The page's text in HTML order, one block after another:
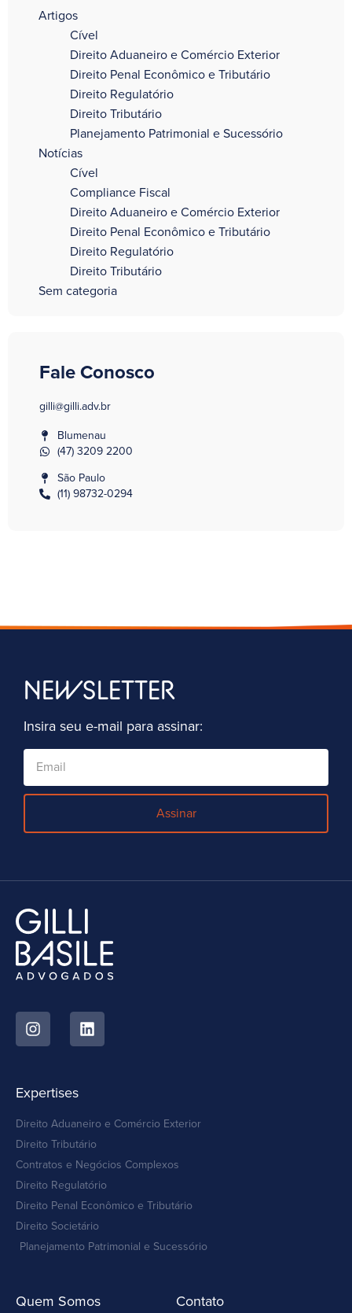
Artigos
Cível
Direito Aduaneiro e Comércio Exterior
Direito Penal Econômico e Tributário
Direito Regulatório
Direito Tributário
Planejamento Patrimonial e Sucessório
Notícias
Cível
Compliance Fiscal
Direito Aduaneiro e Comércio Exterior
Direito Penal Econômico e Tributário
Direito Regulatório
Direito Tributário
Sem categoria
Fale Conosco
gilli@gilli.adv.br
Blumenau
(47) 3209 2200
São Paulo
(11) 98732-0294
NEWSLETTER
Insira seu e-mail para assinar:
Assinar
Expertises
Direito Aduaneiro e Comércio Exterior
Direito Tributário
Contratos e Negócios Complexos
Direito Regulatório
Direito Penal Econômico e Tributário
Direito Societário
Planejamento Patrimonial e Sucessório
Quem Somos Contato